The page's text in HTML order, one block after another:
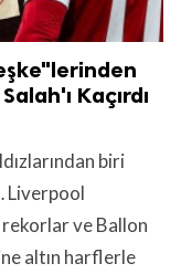
Kaçırdı
biri
Liverpool
rekorlar ve Ballon
altın harflerle